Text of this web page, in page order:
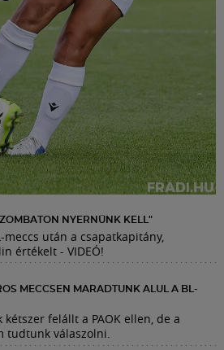
NYERNÜNK KELL"
meccs után a csapatkapitány,
értékelt - VIDEÓ!
MECCSEN MARADTUNK ALUL A BL-
felállt a PAOK ellen, de a
tudtunk válaszolni.